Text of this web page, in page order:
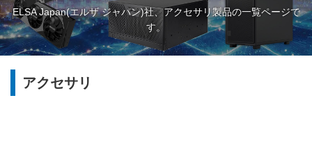
ELSA Japan(エルザ ジャパン)社、アクセサリ製品の一覧ページで
す。
アクセサリ